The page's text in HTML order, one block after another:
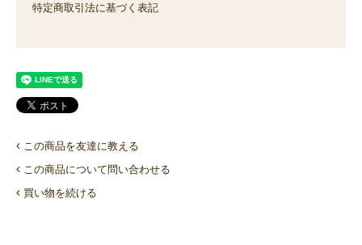
特定商取引法に基づく表記
この商品を友達に教える
この商品について問い合わせる
買い物を続ける